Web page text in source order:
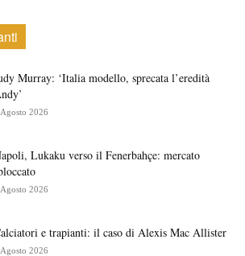
Murray: ‘Italia modello, sprecata l’eredità
2026
Lukaku verso il Fenerbahçe: mercato
2026
e trapianti: il caso di Alexis Mac Allister
2026